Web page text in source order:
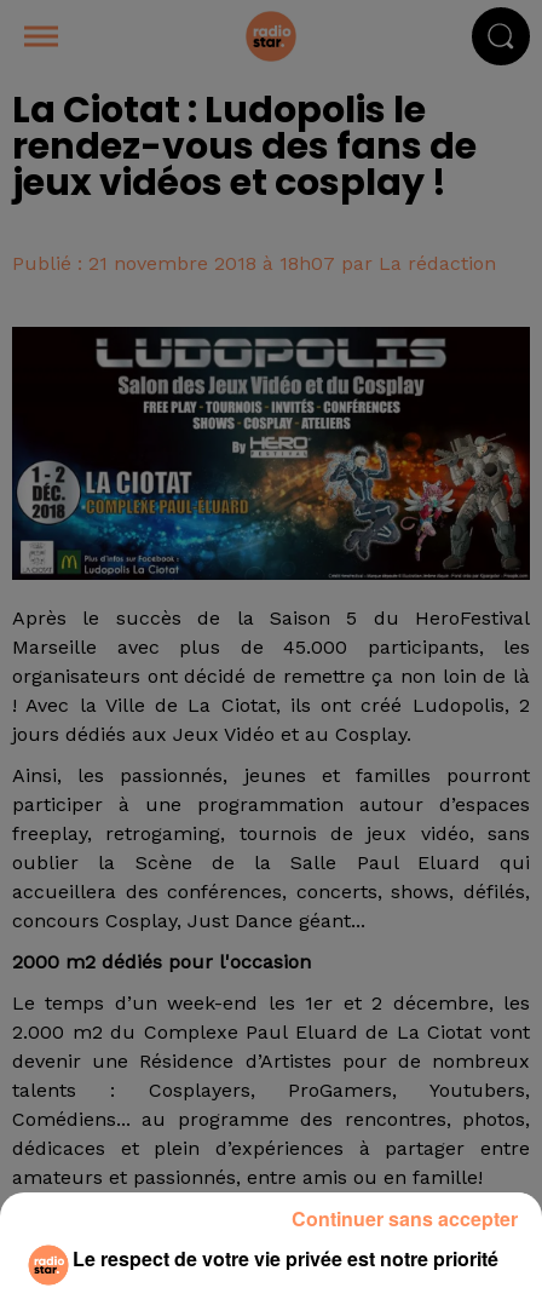
La Ciotat : Ludopolis le
rendez-vous des fans de
jeux vidéos et cosplay !
Publié : 21 novembre 2018 à 18h07 par La rédaction
Après le succès de la Saison 5 du HeroFestival
Marseille avec plus de 45.000 participants, les
organisateurs ont décidé de remettre ça non loin de là
! Avec la Ville de La Ciotat, ils ont créé Ludopolis, 2
jours dédiés aux Jeux Vidéo et au Cosplay.
Ainsi, les passionnés, jeunes et familles pourront
participer à une programmation autour d’espaces
freeplay, retrogaming, tournois de jeux vidéo, sans
oublier la Scène de la Salle Paul Eluard qui
accueillera des conférences, concerts, shows, défilés,
concours Cosplay, Just Dance géant...
2000 m2 dédiés pour l'occasion
Le temps d’un week-end les 1er et 2 décembre, les
2.000 m2 du Complexe Paul Eluard de La Ciotat vont
devenir une Résidence d’Artistes pour de nombreux
talents : Cosplayers, ProGamers, Youtubers,
Comédiens... au programme des rencontres, photos,
dédicaces et plein d’expériences à partager entre
amateurs et passionnés, entre amis ou en famille!
A noter, la présence d’Atypique Studio, premier studio
de création de jeux vidéo de La Ciotat qui présentera
la version finale de son jeu NOARA. Une occasion pour
Le respect de votre vie privée est notre priorité
Continuer sans accepter